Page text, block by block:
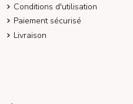
Conditions d'utilisation
Paiement sécurisé
Livraison